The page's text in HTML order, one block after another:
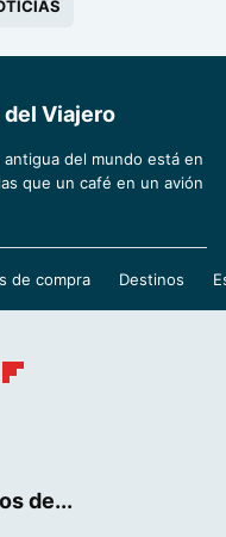
del Viajero
del mundo está en
que un café en un avión
de compra Destinos
de...